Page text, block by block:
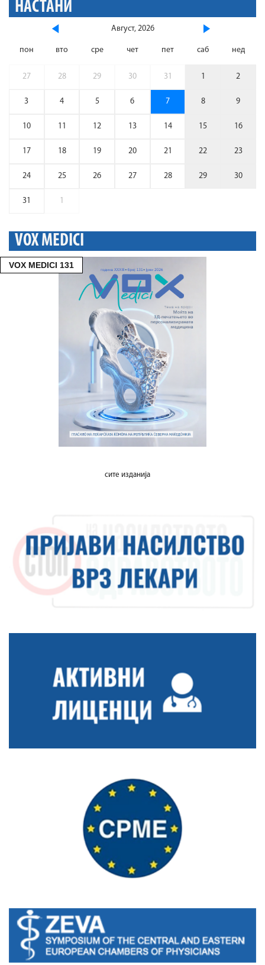
НАСТАНИ
Август, 2026
пон вто сре чет пет саб нед
27 28 29 30 31 1 2
3 4 5 6 7 8 9
10 11 12 13 14 15 16
17 18 19 20 21 22 23
24 25 26 27 28 29 30
31 1
VOX MEDICI
VOX MEDICI 131
сите изданија